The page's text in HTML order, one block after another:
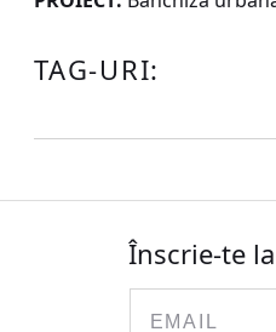
TAG-URI:
Înscrie-te